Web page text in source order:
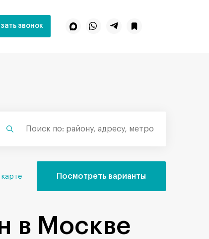
звонок
карте Посмотреть варианты
в Москве